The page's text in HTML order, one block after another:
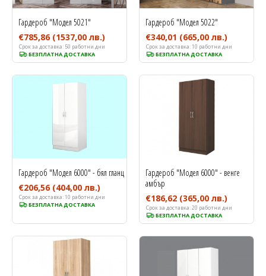
Срок за доставка: 50 работни дни
БЕЗПЛАТНА ДОСТАВКА
Гардероб "Модел 5021"
€785,86 (1537,00 лв.)
Срок за доставка:10 работни дни
БЕЗПЛАТНА ДОСТАВКА
Гардероб "Модел 5022"
€340,01 (665,00 лв.)
Срок за доставка:10 работни дни
БЕЗПЛАТНА ДОСТАВКА
Гардероб "Модел 6000" - бял гланц
€206,56 (404,00 лв.)
Срок за доставка:20 работни дни
БЕЗПЛАТНА ДОСТАВКА
Гардероб "Модел 6000" - венге
амбър
€186,62 (365,00 лв.)